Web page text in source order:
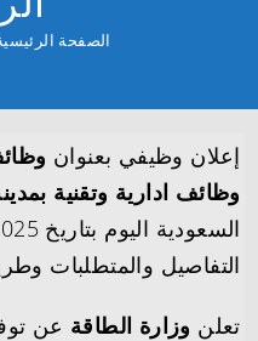
الصفحة
إعلان وظيفي بعنوان
وظائف ادارية وتقنية
التفاصيل والمتطلبات
تعلن وزارة الطاقة عن